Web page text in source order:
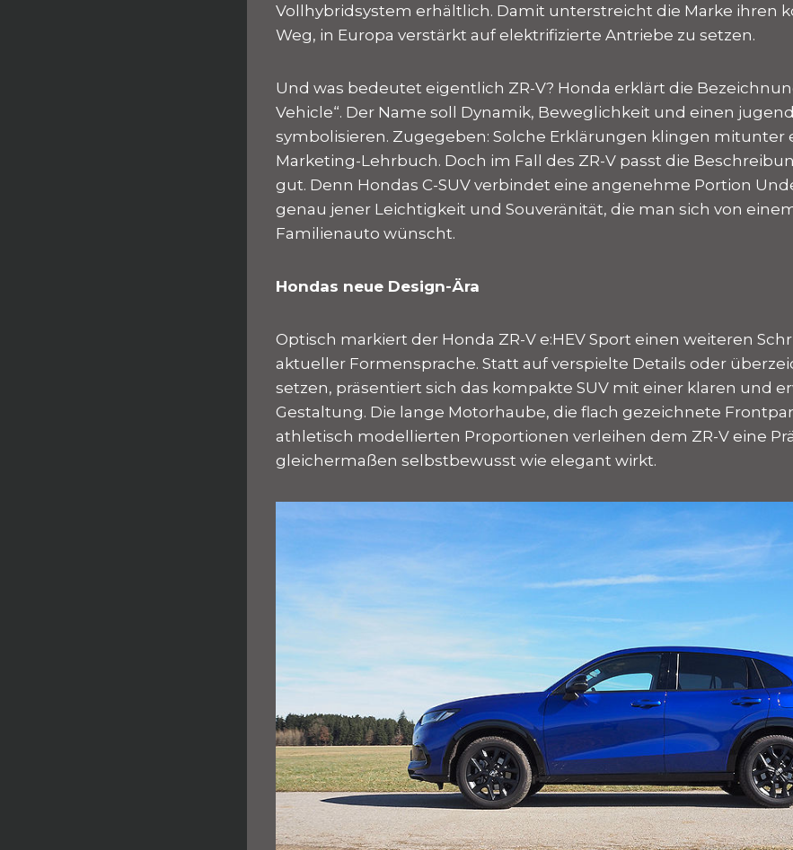
Vollhybridsystem erhältlich. Damit unterstreicht die Marke ihren
Weg, in Europa verstärkt auf elektrifizierte Antriebe zu setzen.
Und was bedeutet eigentlich ZR-V? Honda erklärt die
Vehicle“. Der Name soll Dynamik, Beweglichkeit und einen
symbolisieren. Zugegeben: Solche Erklärungen klingen mitunter
Marketing-Lehrbuch. Doch im Fall des ZR-V passt die
gut. Denn Hondas C-SUV verbindet eine angenehme Portion
genau jener Leichtigkeit und Souveränität, die man sich von
Familienauto wünscht.
Hondas neue Design-Ära
Optisch markiert der Honda ZR-V e:HEV Sport einen weiteren
aktueller Formensprache. Statt auf verspielte Details oder
setzen, präsentiert sich das kompakte SUV mit einer klaren und
Gestaltung. Die lange Motorhaube, die flach gezeichnete
athletisch modellierten Proportionen verleihen dem ZR-V eine
gleichermaßen selbstbewusst wie elegant wirkt.